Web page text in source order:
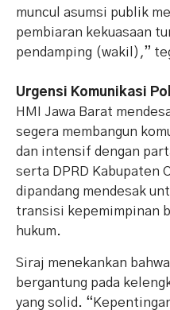
muncul asumsi publik
pembiaran kekuasaan
pendamping (wakil),”
Urgensi Komunikasi
HMI Jawa Barat
segera membangun
dan intensif dengan
serta DPRD Kabupaten
dipandang mendesak
transisi kepemimpinan
hukum.
Siraj menekankan
bergantung pada
yang solid.